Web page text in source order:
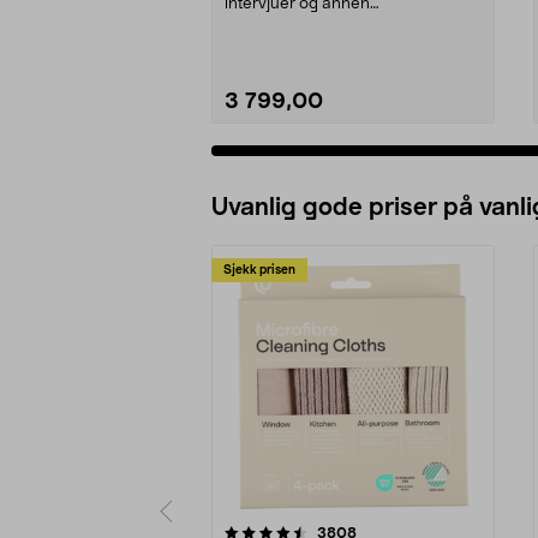
intervjuer og annen
3 799,00
Uvanlig gode priser på
Sjekk prisen
3808anmeldelser
4.5av 5 stjerner